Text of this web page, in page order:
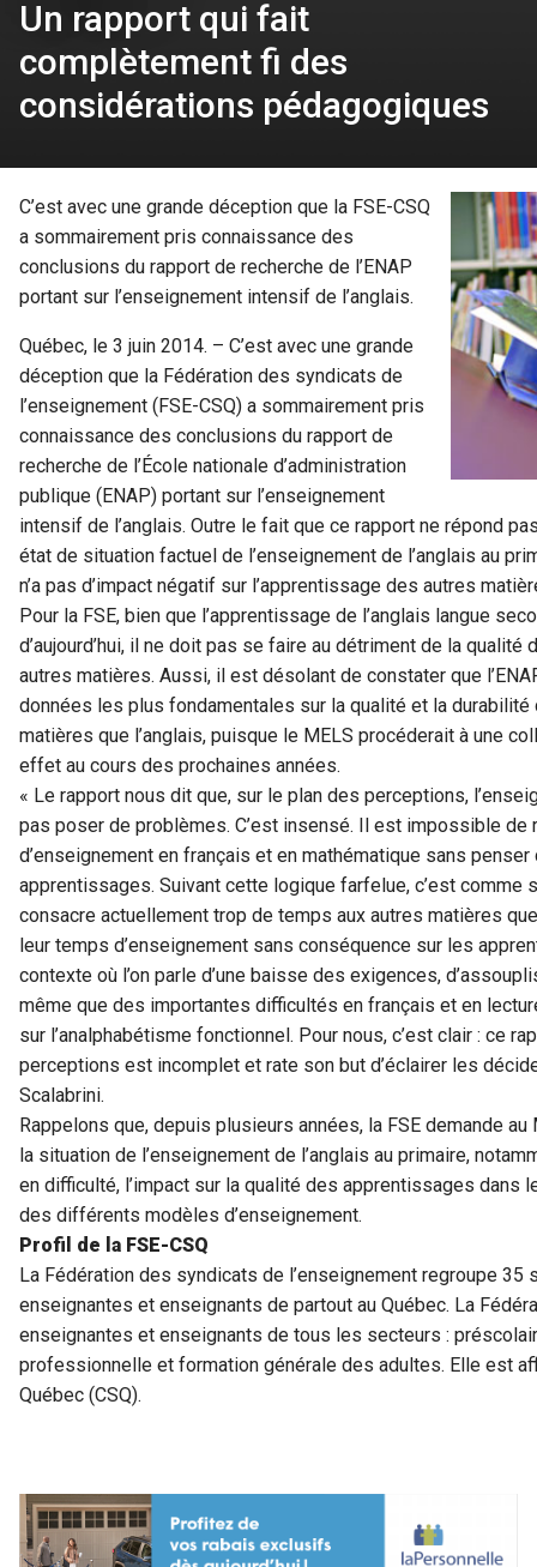
Un rapport qui fait
complètement fi des
considérations pédagogiques
C’est avec une grande déception que la FSE-CSQ
a sommairement pris connaissance des
conclusions du rapport de recherche de l’ENAP
portant sur l’enseignement intensif de l’anglais.
Québec, le 3 juin 2014. – C’est avec une grande
déception que la Fédération des syndicats de
l’enseignement (FSE-CSQ) a sommairement pris
connaissance des conclusions du rapport de
recherche de l’École nationale d’administration
publique (ENAP) portant sur l’enseignement
intensif de l’anglais. Outre le fait que ce rapport ne répond
état de situation factuel de l’enseignement de l’anglais au
n’a pas d’impact négatif sur l’apprentissage des autres
Pour la FSE, bien que l’apprentissage de l’anglais langue
d’aujourd’hui, il ne doit pas se faire au détriment de la
autres matières. Aussi, il est désolant de constater que
données les plus fondamentales sur la qualité et la
matières que l’anglais, puisque le MELS procéderait à une
effet au cours des prochaines années.
« Le rapport nous dit que, sur le plan des perceptions,
pas poser de problèmes. C’est insensé. Il est impossible
d’enseignement en français et en mathématique sans
apprentissages. Suivant cette logique farfelue, c’est comme
consacre actuellement trop de temps aux autres matières
leur temps d’enseignement sans conséquence sur les
contexte où l’on parle d’une baisse des exigences,
même que des importantes difficultés en français et en
sur l’analphabétisme fonctionnel. Pour nous, c’est clair : ce
perceptions est incomplet et rate son but d’éclairer les
Scalabrini.
Rappelons que, depuis plusieurs années, la FSE demande
la situation de l’enseignement de l’anglais au primaire,
en difficulté, l’impact sur la qualité des apprentissages dans
des différents modèles d’enseignement.
Profil de la FSE-CSQ
La Fédération des syndicats de l’enseignement regroupe
enseignantes et enseignants de partout au Québec. La
enseignantes et enseignants de tous les secteurs :
professionnelle et formation générale des adultes. Elle est
Québec (CSQ).